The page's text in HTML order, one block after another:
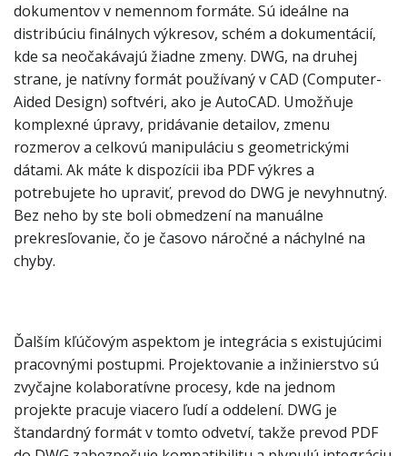
dokumentov v nemennom formáte. Sú ideálne na
distribúciu finálnych výkresov, schém a dokumentácií,
kde sa neočakávajú žiadne zmeny. DWG, na druhej
strane, je natívny formát používaný v CAD (Computer-
Aided Design) softvéri, ako je AutoCAD. Umožňuje
komplexné úpravy, pridávanie detailov, zmenu
rozmerov a celkovú manipuláciu s geometrickými
dátami. Ak máte k dispozícii iba PDF výkres a
potrebujete ho upraviť, prevod do DWG je nevyhnutný.
Bez neho by ste boli obmedzení na manuálne
prekresľovanie, čo je časovo náročné a náchylné na
chyby.
Ďalším kľúčovým aspektom je integrácia s existujúcimi
pracovnými postupmi. Projektovanie a inžinierstvo sú
zvyčajne kolaboratívne procesy, kde na jednom
projekte pracuje viacero ľudí a oddelení. DWG je
štandardný formát v tomto odvetví, takže prevod PDF